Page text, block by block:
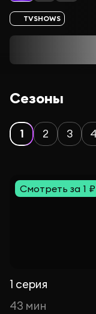
TVSHOWS
Сезоны
1 2 3 4
Смотреть за 1 ₽
1 серия
43 мин